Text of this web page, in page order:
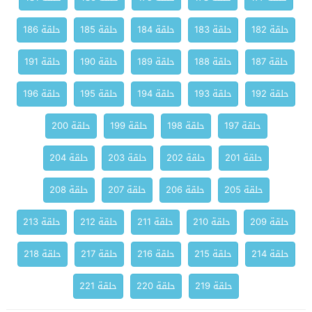
حلقة 182
حلقة 183 حلقة 184 حلقة 185
حلقة 186
حلقة 187
حلقة 188 حلقة 189 حلقة 190
حلقة 191
حلقة 192
حلقة 193 حلقة 194 حلقة 195
حلقة 196
حلقة 197
حلقة 198 حلقة 199
حلقة 200
حلقة 201
حلقة 202 حلقة 203
حلقة 204
حلقة 205
حلقة 206 حلقة 207
حلقة 208
حلقة 209
حلقة 210 حلقة 211 حلقة 212
حلقة 213
حلقة 214
حلقة 215 حلقة 216 حلقة 217
حلقة 218
حلقة 219
حلقة 220 حلقة 221